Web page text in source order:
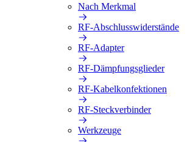
Nach Merkmal
RF-Abschlusswiderstände
RF-Adapter
RF-Dämpfungsglieder
RF-Kabelkonfektionen
RF-Steckverbinder
Werkzeuge